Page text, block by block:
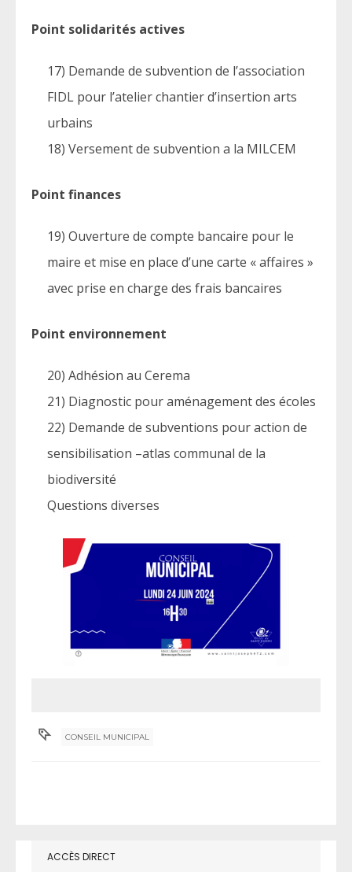
Point solidarités actives
17) Demande de subvention de l’association
FIDL pour l’atelier chantier d’insertion arts
urbains
18) Versement de subvention a la MILCEM
Point finances
19) Ouverture de compte bancaire pour le
maire et mise en place d’une carte « affaires »
avec prise en charge des frais bancaires
Point environnement
20) Adhésion au Cerema
21) Diagnostic pour aménagement des écoles
22) Demande de subventions pour action de
sensibilisation –atlas communal de la
biodiversité
Questions diverses
CONSEIL MUNICIPAL
ACCÈS DIRECT